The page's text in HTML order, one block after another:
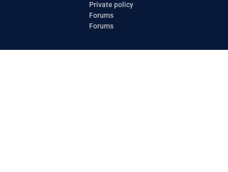
Private policy
Forums
Forums